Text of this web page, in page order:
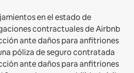
en el estado de
contractuales de Airbnb
ante daños para anfitriones
póliza de seguro contratada
ante daños para anfitriones